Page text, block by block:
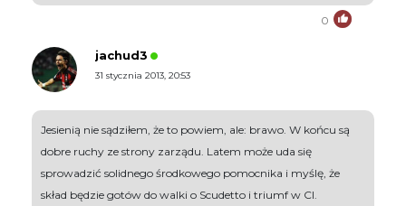
0
jachud3
31 stycznia 2013, 20:53
Jesienią nie sądziłem, że to powiem, ale: brawo. W końcu są
dobre ruchy ze strony zarządu. Latem może uda się
sprowadzić solidnego środkowego pomocnika i myślę, że
skład będzie gotów do walki o Scudetto i triumf w CI.